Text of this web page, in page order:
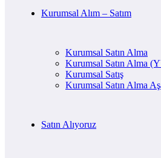
Kurumsal Alım – Satım
Kurumsal Satın Alma
Kurumsal Satın Alma
Kurumsal Satış
Kurumsal Satın Alma
Satın Alıyoruz